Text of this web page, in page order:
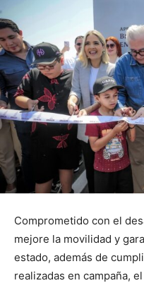
Comprometido con el
mejore la movilidad y
estado, además de
realizadas en campaña,